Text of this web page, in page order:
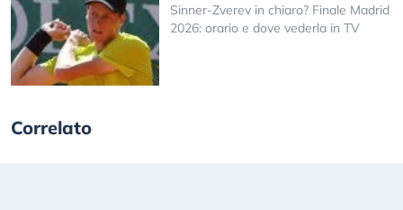
Sinner-Zverev in chiaro? Finale Madrid
2026: orario e dove vederla in TV
Correlato